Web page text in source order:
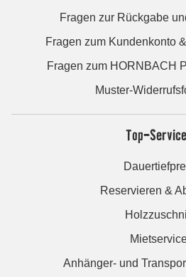
Fragen zur Rückgabe
Fragen zum Kundenkonto
Fragen zum HORNBACH
Muster-
Top-
Reservieren &
Anhänger- und